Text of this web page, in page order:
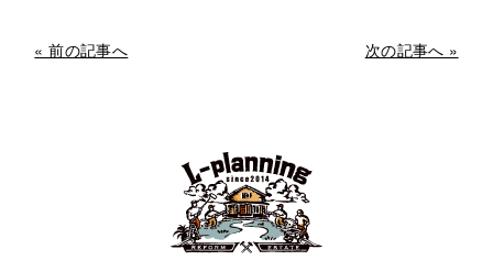
« 前の記事へ 次の記事へ »